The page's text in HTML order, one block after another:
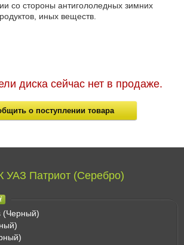
УАЗ Патриот (Серебро)
(Черный)
со стороны антигололедных зимних
иных веществ.
диска сейчас нет в продаже.
о поступлении товара